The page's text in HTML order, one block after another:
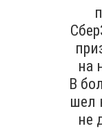
на
В
шел
не